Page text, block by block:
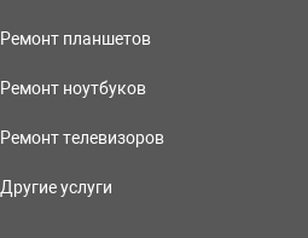
Ремонт планшетов
Ремонт ноутбуков
Ремонт телевизоров
Другие услуги